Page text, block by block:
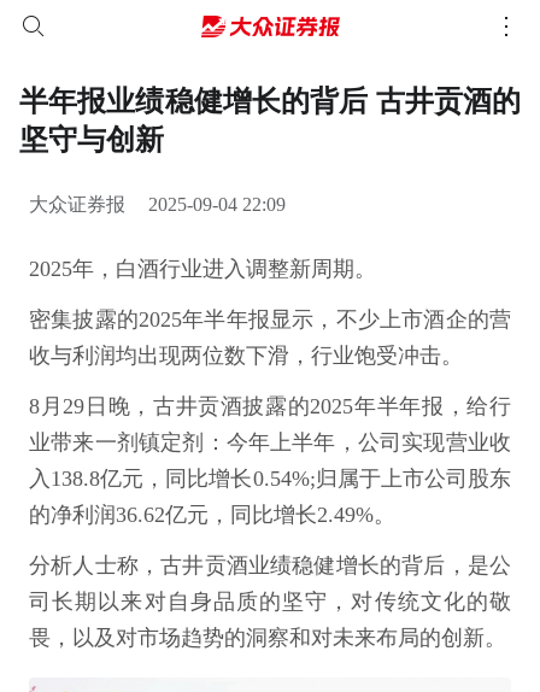
半年报业绩稳健增长的背后 古井贡酒的
坚守与创新
大众证券报 2025-09-04 22:09
2025年，白酒行业进入调整新周期。
密集披露的2025年半年报显示，不少上市酒企的营
收与利润均出现两位数下滑，行业饱受冲击。
8月29日晚，古井贡酒披露的2025年半年报，给行
业带来一剂镇定剂：今年上半年，公司实现营业收
入138.8亿元，同比增长0.54%;归属于上市公司股东
的净利润36.62亿元，同比增长2.49%。
分析人士称，古井贡酒业绩稳健增长的背后，是公
司长期以来对自身品质的坚守，对传统文化的敬
畏，以及对市场趋势的洞察和对未来布局的创新。